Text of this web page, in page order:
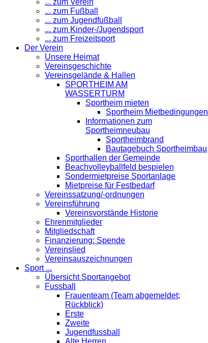
... zum Verein
... zum Fußball
... zum Jugendfußball
... zum Kinder-/Jugendsport
... zum Freizeitsport
Der Verein
Unsere Heimat
Vereinsgeschichte
Vereinsgelände & Hallen
SPORTHEIM AM
WASSERTURM
Sportheim mieten
Sportheim Mietbedingungen
Informationen zum
Sportheimneubau
Sportheimbrand
Bautagebuch Sportheimbau
Sporthallen der Gemeinde
Beachvolleyballfeld bespielen
Sondermietpreise Sportanlage
Mietpreise für Festbedarf
Vereinssatzung/-ordnungen
Vereinsführung
Vereinsvorstände Historie
Ehrenmitglieder
Mitgliedschaft
Finanzierung: Spende
Vereinslied
Vereinsauszeichnungen
Sport ...
Übersicht Sportangebot
Fussball
Frauenteam (Team abgemeldet;
Rückblick)
Erste
Zweite
Jugendfussball
Alte Herren